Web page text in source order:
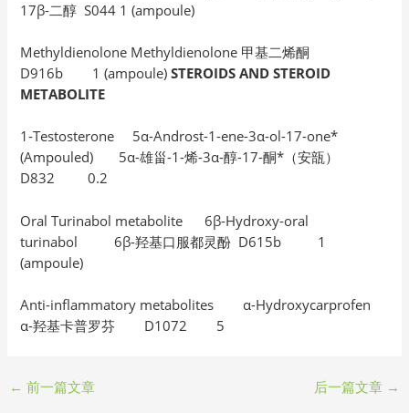
17β-二醇 S044 1 (ampoule)
Methyldienolone Methyldienolone 甲基二烯酮
D916b 1 (ampoule)STEROIDS AND STEROID
METABOLITE
1-Testosterone 5α-Androst-1-ene-3α-ol-17-one*
(Ampouled) 5α-雄甾-1-烯-3α-醇-17-酮*（安瓿）
D832 0.2
Oral Turinabol metabolite 6β-Hydroxy-oral
turinabol 6β-羟基口服都灵酚 D615b 1
(ampoule)
Anti-inflammatory metabolites α-Hydroxycarprofen
α-羟基卡普罗芬 D1072 5
← 前一篇文章 后一篇文章 →